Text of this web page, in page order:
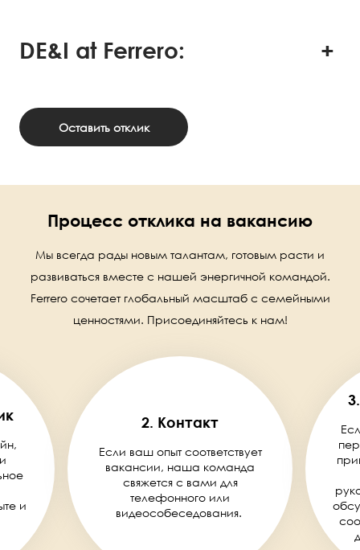
DE&I at Ferrero:
Оставить отклик
Процесс отклика на вакансию
Мы всегда рады новым талантам, готовым расти и
развиваться вместе с нашей энергичной командой.
Ferrero сочетает глобальный масштаб с семейными
ценностями. Присоединяйтесь к нам!
и
2. Контакт
Если ваш опыт соответствует
вакансии, наша команда
свяжется с вами для
телефонного или
видеособеседования.